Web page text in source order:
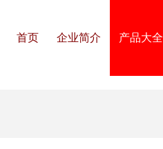
首页 企业简介 产品大全